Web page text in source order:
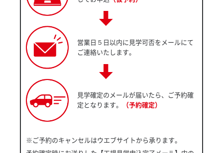
営業日５日以内に見学可否をメールにて
ご連絡いたします。
見学確定のメールが届いたら、ご予約確
定となります。
（予約確定）
※ご予約のキャンセルはウエブサイトから承ります。